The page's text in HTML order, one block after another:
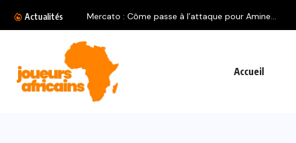
Actualités Mercato : Côme passe à l’attaque pour Amine...
Accueil